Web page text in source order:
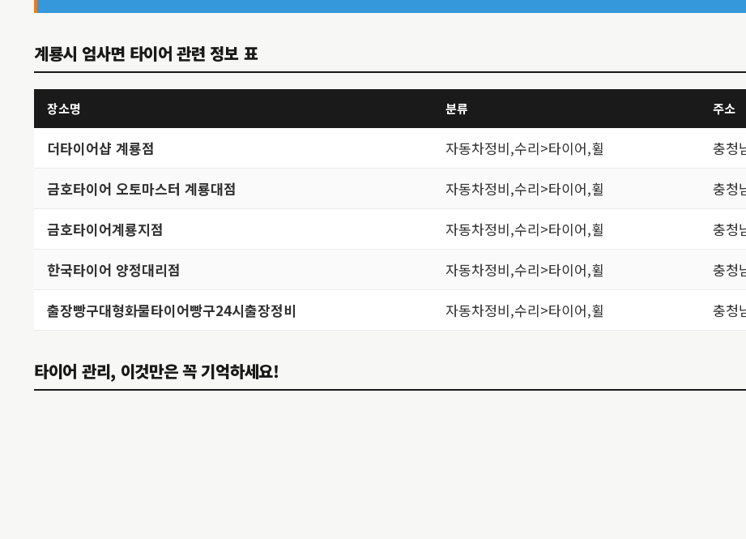
계룡시 엄사면 타이어 관련 정보 표
장소명 분류 주소
더타이어샵 계룡점 자동차정비,수리>타이어,휠
충청
금호타이어 오토마스터 계룡대점
자동차정비,수리>타이어,휠
충청
금호타이어계룡지점
자동차정비,수리>타이어,휠
충청
한국타이어 양정대리점
자동차정비,수리>타이어,휠
충청
출장빵구대형화물타이어빵구24시출장정비
자동차정비,수리>타이어,휠 충청
타이어 관리, 이것만은 꼭 기억하세요!